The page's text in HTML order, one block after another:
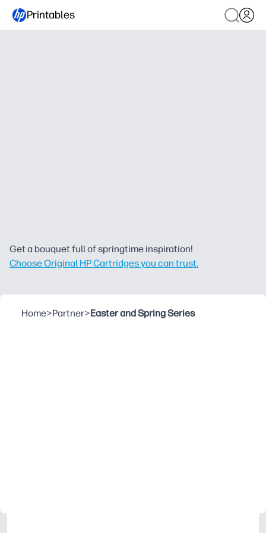
Printables
Get a bouquet full of springtime inspiration!
Choose Original HP Cartridges you can trust.
Home>Partner>Easter and Spring Series